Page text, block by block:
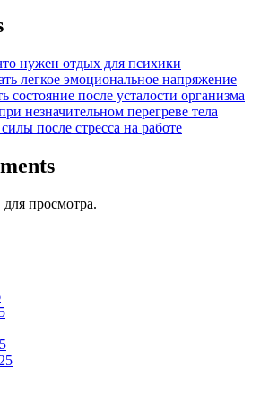
нужен отдых для психики
легкое эмоциональное напряжение
состояние после усталости организма
незначительном перегреве тела
после стресса на работе
просмотра.